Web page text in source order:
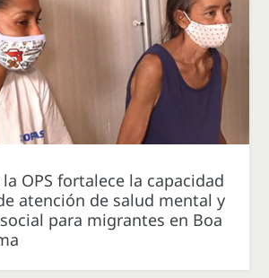
OPS fortalece la capacidad
atención de salud mental y
para migrantes en Boa